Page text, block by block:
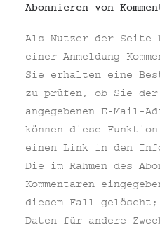
Abonnieren von
Als Nutzer der Seite
einer Anmeldung
Sie erhalten eine
zu prüfen, ob Sie
angegebenen E-Mail-
können diese
einen Link in den
Die im Rahmen des
Kommentaren
diesem Fall gelöscht;
Daten für andere